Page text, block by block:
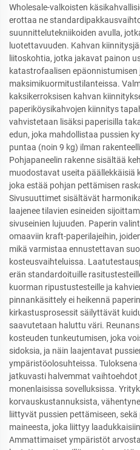
Wholesale-valkoisten
erottaa ne
suunnittelutekniikoiden avulla,
luotettavuuden. Kahvan
liitoskohtia, jotka jakavat painon
katastrofaalisen epäonnistumisen
maksimikuormitustilanteissa.
kaksikerroksisen kahvan
paperiköysikahvojen kiinnitys
vahvistetaan lisäksi paperisilla
edun, joka mahdollistaa pussien
puntaa (noin 9 kg) ilman
Pohjapaneelin rakenne sisältää
muodostavat useita päällekkäisiä
joka estää pohjan pettämisen
Sivusuuttimet sisältävät
laajenee tilavien esineiden
sivuseinien lujuuden. Paperin
omaaviin kraft-paperilajeihin,
mikä varmistaa ennustettavan
kosteusvaihteluissa.
erän standardoituille
kuorman ripustustesteille ja
pinnankäsittely ei heikennä
kirkastusprosessit säilyttävät
saavutetaan haluttu väri.
kosteuden tunkeutumisen, joka
sidoksia, ja näin laajentavat
ympäristöolosuhteissa.
jatkuvasti halvemmat
monenlaisissa sovelluksissa.
korvauskustannuksista,
liittyvät pussien pettämiseen,
maineesta, joka liittyy
Ammattimaiset ympäristöt